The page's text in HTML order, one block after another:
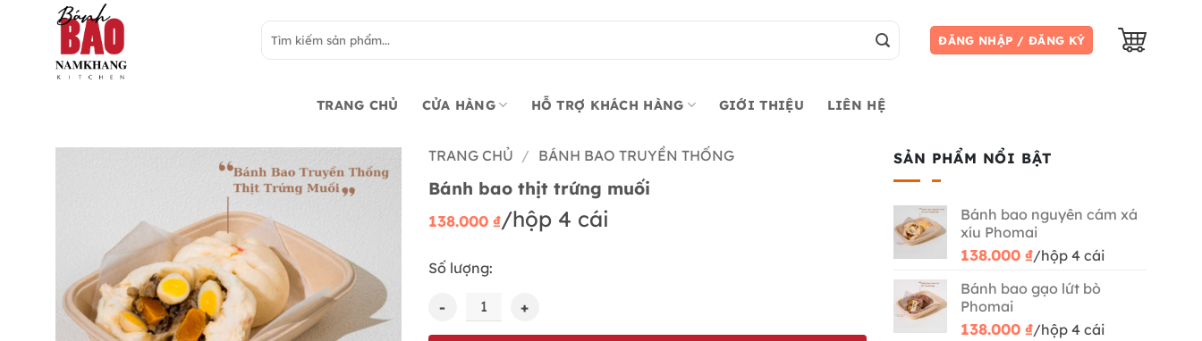
kiếm:
ĐĂNG NHẬP / ĐĂNG KÝ
TRANG CHỦ CỬA HÀNG HỖ TRỢ KHÁCH HÀNG GIỚI THIỆU LIÊN HỆ
TRANG CHỦ / BÁNH BAO TRUYỀN THỐNG
Bánh bao thịt trứng muối
138.000 ₫/hộp 4 cái
Số lượng:
Bánh bao thịt trứng muối số lượng
SẢN PHẨM NỔI BẬT
Bánh bao nguyên cám xá
xíu Phomai
138.000₫/hộp 4 cái
Bánh bao gạo lứt bò
Phomai
138.000₫/hộp 4 cái